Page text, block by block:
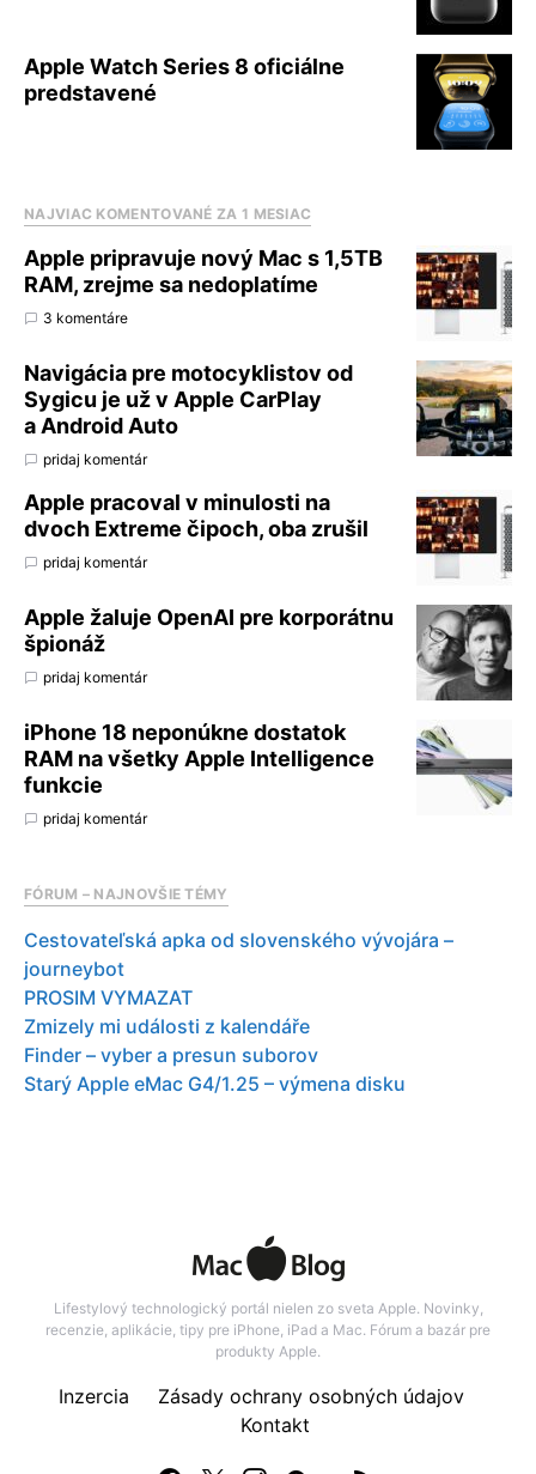
Apple Watch Series 8 oficiálne
predstavené
NAJVIAC KOMENTOVANÉ ZA 1 MESIAC
Apple pripravuje nový Mac s 1,5TB
RAM, zrejme sa nedoplatíme
3 komentáre
Navigácia pre motocyklistov od
Sygicu je už v Apple CarPlay
a Android Auto
pridaj komentár
Apple pracoval v minulosti na
dvoch Extreme čipoch, oba zrušil
pridaj komentár
Apple žaluje OpenAI pre korporátnu
špionáž
pridaj komentár
iPhone 18 neponúkne dostatok
RAM na všetky Apple Intelligence
funkcie
pridaj komentár
FÓRUM – NAJNOVŠIE TÉMY
Cestovateľská apka od slovenského vývojára –
journeybot
PROSIM VYMAZAT
Zmizely mi události z kalendáře
Finder – vyber a presun suborov
Starý Apple eMac G4/1.25 – výmena disku
Lifestylový technologický portál nielen zo sveta Apple. Novinky,
recenzie, aplikácie, tipy pre iPhone, iPad a Mac. Fórum a bazár pre
produkty Apple.
Inzercia
Zásady ochrany osobných údajov
Kontakt